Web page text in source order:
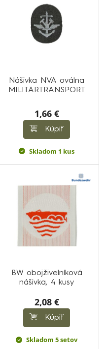
Nášivka NVA oválna
MILITÄRTRANSPORT
1,66 €
Kúpiť
Skladom 1 kus
BW obojživelníková
nášivka, 4 kusy
2,08 €
Kúpiť
Skladom 5 setov